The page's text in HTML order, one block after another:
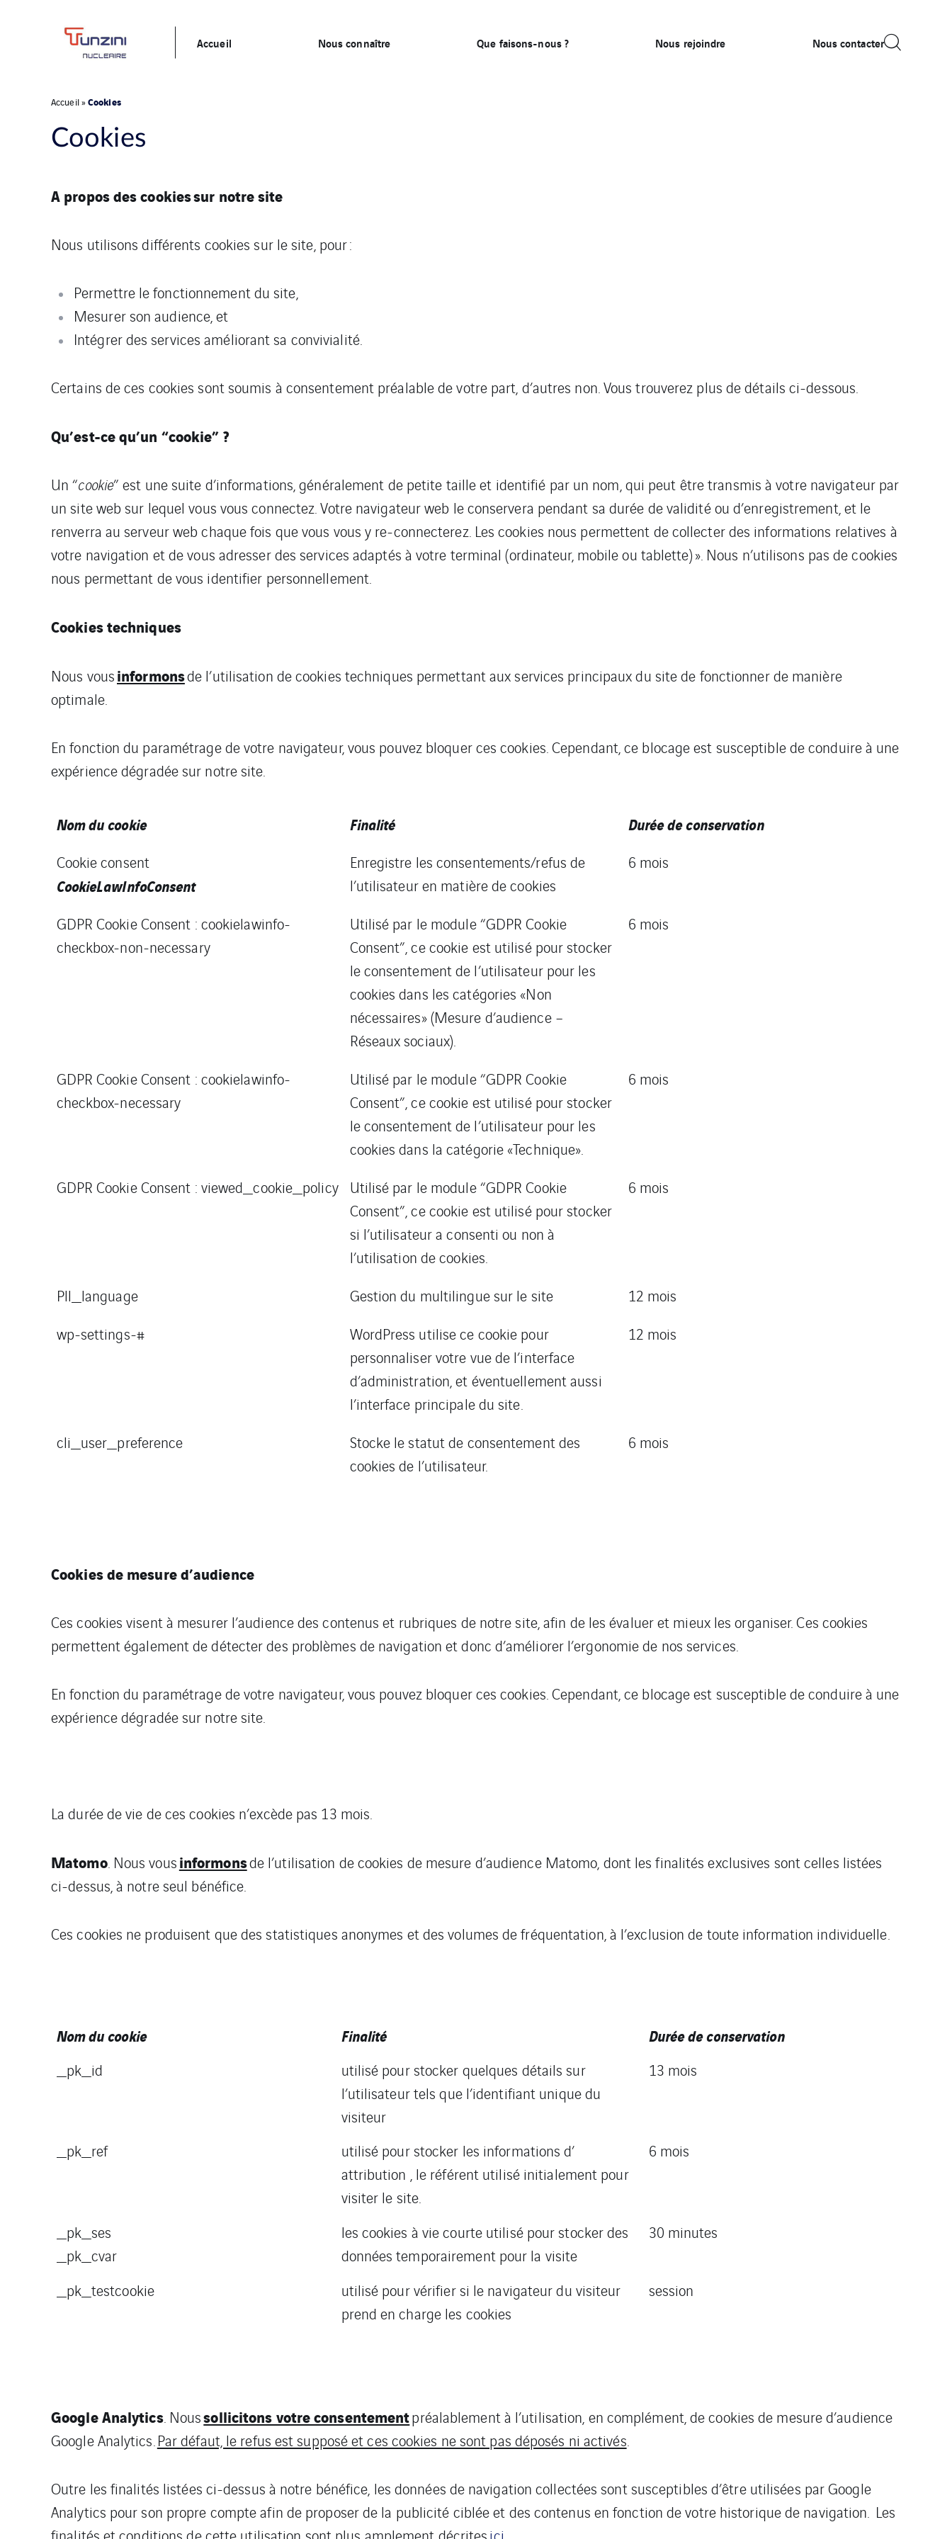
Accueil Nous connaître Que faisons-nous ? Nous rejoindre Nous contacter
Accueil»Cookies
Cookies
A propos des cookies sur notre site
Nous utilisons différents cookies sur le site, pour :
Permettre le fonctionnement du site,
Mesurer son audience, et
Intégrer des services améliorant sa convivialité.
Certains de ces cookies sont soumis à consentement préalable de votre part, d’autres non. Vous trouverez plus de détails ci-dessous.
Qu’est-ce qu’un “cookie” ?
Un “cookie” est une suite d’informations, généralement de petite taille et identifié par un nom, qui peut être transmis à votre navigateur par
un site web sur lequel vous vous connectez. Votre navigateur web le conservera pendant sa durée de validité ou d’enregistrement, et le
renverra au serveur web chaque fois que vous vous y re-connecterez. Les cookies nous permettent de collecter des informations relatives à
votre navigation et de vous adresser des services adaptés à votre terminal (ordinateur, mobile ou tablette) ». Nous n’utilisons pas de cookies
nous permettant de vous identifier personnellement.
Cookies techniques
Nous vousinformonsde l’utilisation de cookies techniques permettant aux services principaux du site de fonctionner de manière
optimale.
En fonction du paramétrage de votre navigateur, vous pouvez bloquer ces cookies. Cependant, ce blocage est susceptible de conduire à une
expérience dégradée sur notre site.
Nom du cookie Finalité Durée de conservation
Cookie consent
CookieLawInfoConsent
Enregistre les consentements/refus de
l’utilisateur en matière de cookies
6 mois
GDPR Cookie Consent : cookielawinfo-
checkbox-non-necessary
Utilisé par le module “GDPR Cookie
Consent”, ce cookie est utilisé pour stocker
le consentement de l’utilisateur pour les
cookies dans les catégories «Non
nécessaires» (Mesure d’audience –
Réseaux sociaux).
6 mois
GDPR Cookie Consent : cookielawinfo-
checkbox-necessary
Utilisé par le module “GDPR Cookie
Consent”, ce cookie est utilisé pour stocker
le consentement de l’utilisateur pour les
cookies dans la catégorie «Technique».
6 mois
GDPR Cookie Consent : viewed_cookie_policy Utilisé par le module “GDPR Cookie
Consent”, ce cookie est utilisé pour stocker
si l’utilisateur a consenti ou non à
l’utilisation de cookies.
6 mois
Pll_language Gestion du multilingue sur le site
12 mois
wp-settings-#
WordPress utilise ce cookie pour
personnaliser votre vue de l’interface
d’administration, et éventuellement aussi
l’interface principale du site.
12 mois
cli_user_preference
Stocke le statut de consentement des
cookies de l’utilisateur.
6 mois
Cookies de mesure d’audience
Ces cookies visent à mesurer l’audience des contenus et rubriques de notre site, afin de les évaluer et mieux les organiser. Ces cookies
permettent également de détecter des problèmes de navigation et donc d’améliorer l’ergonomie de nos services.
En fonction du paramétrage de votre navigateur, vous pouvez bloquer ces cookies. Cependant, ce blocage est susceptible de conduire à une
expérience dégradée sur notre site.
La durée de vie de ces cookies n’excède pas 13 mois.
Matomo. Nous vousinformonsde l’utilisation de cookies de mesure d’audience Matomo, dont les finalités exclusives sont celles listées
ci-dessus, à notre seul bénéfice.
Ces cookies ne produisent que des statistiques anonymes et des volumes de fréquentation, à l’exclusion de toute information individuelle.
Nom du cookie Finalité Durée de conservation
_pk_id
utilisé pour stocker quelques détails sur
l’utilisateur tels que l’identifiant unique du
visiteur
13 mois
_pk_ref
utilisé pour stocker les informations d’
attribution , le référent utilisé initialement pour
visiter le site.
6 mois
_pk_ses
_pk_cvar
les cookies à vie courte utilisé pour stocker des
données temporairement pour la visite
30 minutes
_pk_testcookie
utilisé pour vérifier si le navigateur du visiteur
prend en charge les cookies
session
Google Analytics. Noussollicitons votre consentementpréalablement à l’utilisation, en complément, de cookies de mesure d’audience
Google Analytics.Par défaut, le refus est supposé et ces cookies ne sont pas déposés ni activés.
Outre les finalités listées ci-dessus à notre bénéfice, les données de navigation collectées sont susceptibles d’être utilisées par Google
Analytics pour son propre compte afin de proposer de la publicité ciblée et des contenus en fonction de votre historique de navigation. Les